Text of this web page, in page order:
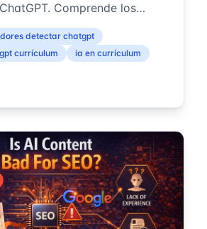
Comprende los
los caracteres
detectar chatgpt
currículum
ia en currículum